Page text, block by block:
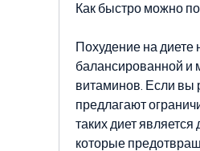
Как быстро можно
Похудение на диете
балансированной и
витаминов. Если вы
предлагают
таких диет
которые